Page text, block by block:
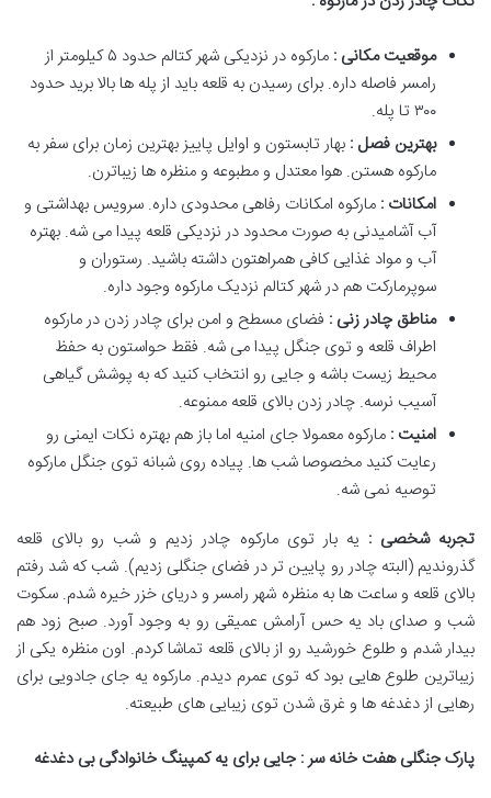
موقعیت مکانی :
مارکوه در نزدیکی شهر کتالم حدود ۵ کیلومتر از
رامسر فاصله داره. برای رسیدن به قلعه باید از پله ها بالا برید حدود
۳۰۰ تا پله.
بهترین فصل : بهار تابستون و اوایل پاییز بهترین زمان برای سفر به
مارکوه هستن. هوا معتدل و مطبوعه و منظره ها زیباترن.
امکانات : مارکوه امکانات رفاهی محدودی داره. سرویس بهداشتی و
آب آشامیدنی به صورت محدود در نزدیکی قلعه پیدا می شه. بهتره
آب و مواد غذایی کافی همراهتون داشته باشید. رستوران و
سوپرمارکت هم در شهر کتالم نزدیک مارکوه وجود داره.
مناطق چادر زنی : فضای مسطح و امن برای چادر زدن در مارکوه
اطراف قلعه و توی جنگل پیدا می شه. فقط حواستون به حفظ
محیط زیست باشه و جایی رو انتخاب کنید که به پوشش گیاهی
آسیب نرسه. چادر زدن بالای قلعه ممنوعه.
امنیت : مارکوه معمولا جای امنیه اما باز هم بهتره نکات ایمنی رو
رعایت کنید مخصوصا شب ها. پیاده روی شبانه توی جنگل مارکوه
توصیه نمی شه.
تجربه شخصی : یه بار توی مارکوه چادر زدیم و شب رو بالای قلعه
گذروندیم (البته چادر رو پایین تر در فضای جنگلی زدیم). شب که شد رفتم
بالای قلعه و ساعت ها به منظره شهر رامسر و دریای خزر خیره شدم. سکوت
شب و صدای باد یه حس آرامش عمیقی رو به وجود آورد. صبح زود هم
بیدار شدم و طلوع خورشید رو از بالای قلعه تماشا کردم. اون منظره یکی از
زیباترین طلوع هایی بود که توی عمرم دیدم. مارکوه یه جای جادویی برای
رهایی از دغدغه ها و غرق شدن توی زیبایی های طبیعته.
پارک جنگلی هفت خانه سر : جایی برای یه کمپینگ خانوادگی بی دغدغه